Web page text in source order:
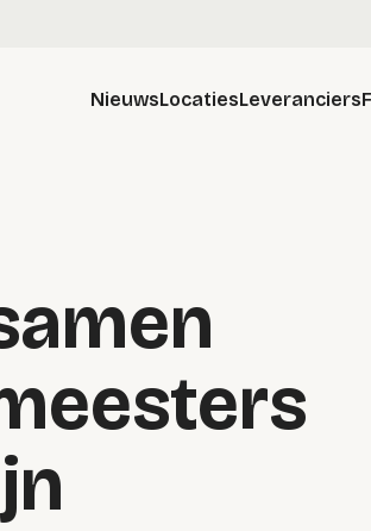
NieuwsLocatiesLeveranciers